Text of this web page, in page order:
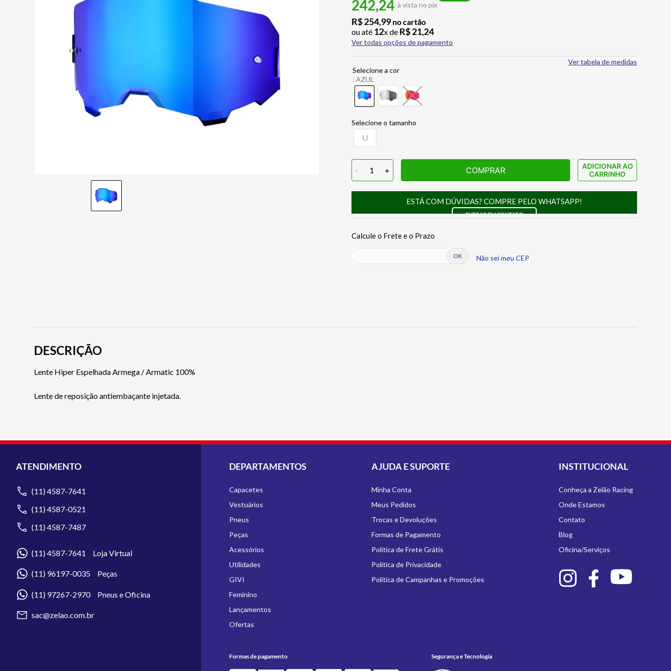
242,24 à vista no pix
R$254,99 no cartão
ou até 12x de R$21,24
Ver todas opções de pagamento
: AZUL
U
Ver tabela de medidas
- 1 + COMPRAR
ADICIONAR AO
CARRINHO
ESTÁ COM DÚVIDAS? COMPRE PELO WHATSAPP!
ENTRAR EM CONTATO
Não sei meu CEP
DESCRIÇÃO
Lente Hiper Espelhada Armega / Armatic 100%
Lente de reposição antiembaçante injetada.
ATENDIMENTO
(11) 4587-7641
(11) 4587-0521
(11) 4587-7487
(11) 4587-7641 Loja Virtual
(11) 96197-0035 Peças
(11) 97267-2970 Pneus e Oficina
sac@zelao.com.br
DEPARTAMENTOS
Capacetes
Vestuários
Pneus
Peças
Acessórios
Utilidades
GIVI
Feminino
Lançamentos
Ofertas
AJUDA E SUPORTE
Minha Conta
Meus Pedidos
Trocas e Devoluções
Formas de Pagamento
Política de Frete Grátis
Política de Privacidade
Política de Campanhas e Promoções
INSTITUCIONAL
Conheça a Zelão Racing
Onde Estamos
Contato
Blog
Oficina/Serviços
Formas de pagamento Segurança e Tecnologia